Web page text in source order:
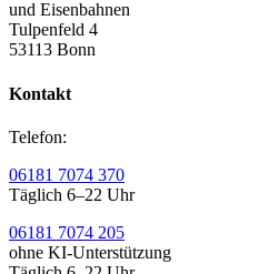
und Eisenbahnen
Tulpenfeld 4
53113 Bonn
Kontakt
Telefon:
06181 7074 370
Täglich 6–22 Uhr
06181 7074 205
ohne KI-Unterstützung